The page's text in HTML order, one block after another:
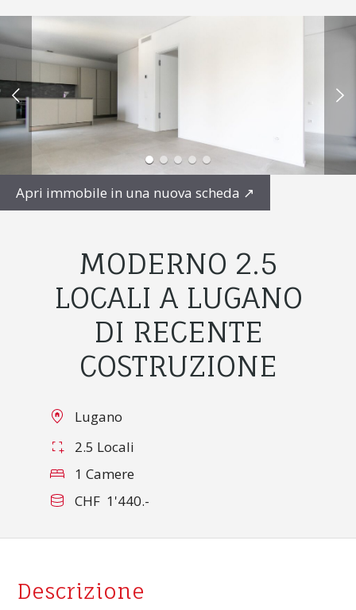
Apri immobile in una nuova scheda ↗
MODERNO 2.5
LOCALI A LUGANO
DI RECENTE
COSTRUZIONE
Lugano
2.5 Locali
1 Camere
CHF 1'440.-
Descrizione